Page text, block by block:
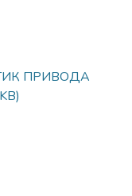
ПРИВОДА